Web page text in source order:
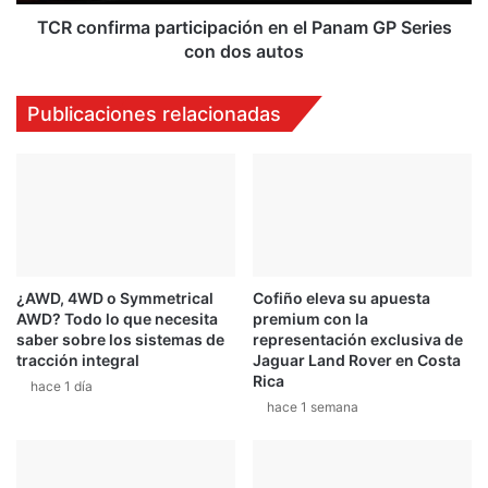
l
a
a
i
ó
n
e
TCR confirma participación en el Panam GP Series
con dos autos
Publicaciones relacionadas
¿AWD, 4WD o Symmetrical
AWD? Todo lo que necesita
saber sobre los sistemas de
tracción integral
hace 1 día
Cofiño eleva su apuesta
premium con la
representación exclusiva de
Jaguar Land Rover en Costa
Rica
hace 1 semana